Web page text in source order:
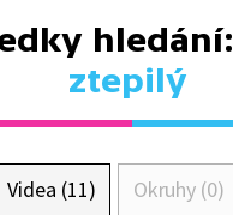
hledání:
ztepilý
Videa (11) Okruhy (0)